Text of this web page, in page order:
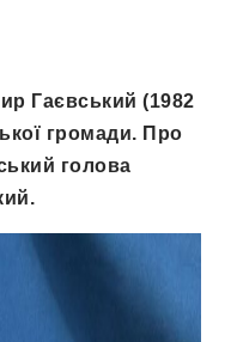
Гаєвський (1982
громади. Про
голова